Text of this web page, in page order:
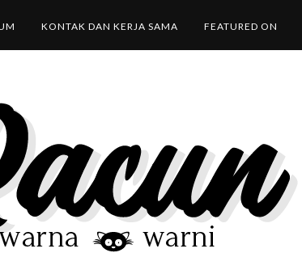
KONTAK DAN KERJA SAMA FEATURED ON